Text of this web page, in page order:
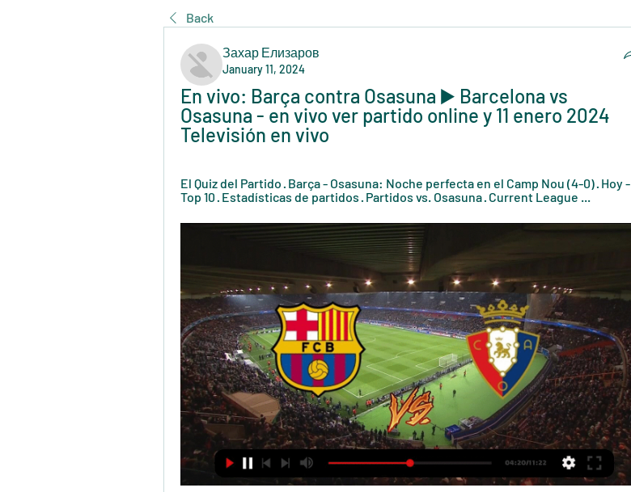
Back
Захар Елизаров
January 11, 2024
En vivo: Barça contra Osasuna ▶️ Barcelona vs
Osasuna - en vivo ver partido online y 11 enero 2024
Televisión en vivo
El Quiz del Partido · Barça - Osasuna: Noche perfecta en el Camp Nou (4-0) · Hoy -
Top 10 · Estadísticas de partidos · Partidos vs. Osasuna · Current League ...